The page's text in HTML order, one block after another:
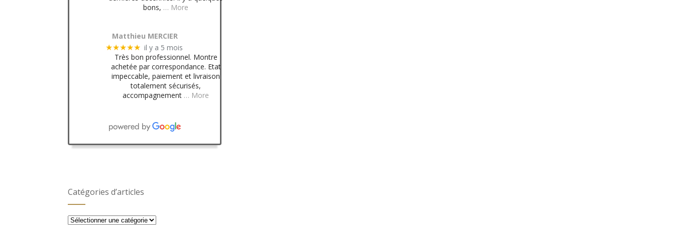
bons, … More
Matthieu MERCIER
★★★★★ il y a 5 mois
Très bon professionnel. Montre
achetée par correspondance. Etat
impeccable, paiement et livraison
totalement sécurisés,
accompagnement … More
Catégories d’articles
Catégories